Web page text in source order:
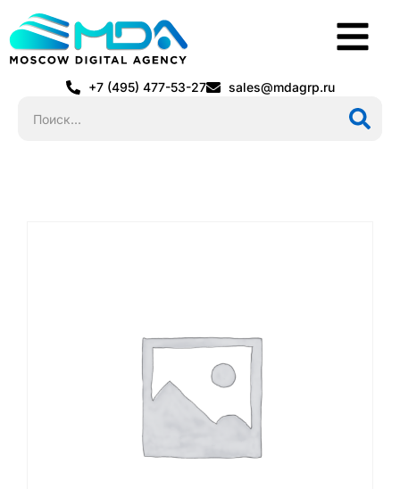
+7 (495) 477-53-27 sales@mdagrp.ru